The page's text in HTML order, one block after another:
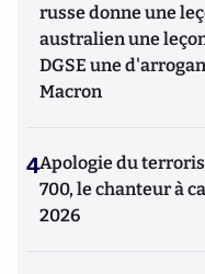
russe donne une
australien une
DGSE une
Macron
4Apologie du
700, le chanteur à
2026